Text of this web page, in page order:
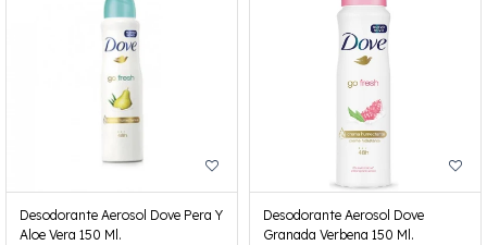
Desodorante Aerosol Dove Pera Y
Aloe Vera 150 Ml.
Desodorante Aerosol Dove
Granada Verbena 150 Ml.